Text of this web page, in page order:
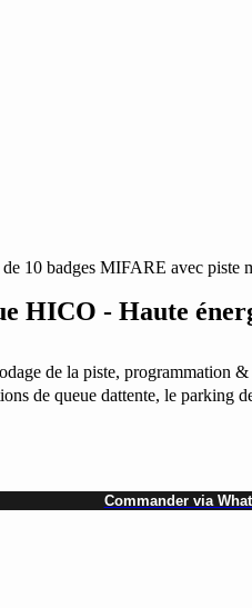
10 badges MIFARE avec piste
HICO - Haute
de la piste, programmation
de queue dattente, le parking
Commander via